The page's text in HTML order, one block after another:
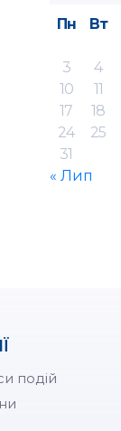
Пн
Вт
3
4
10
11
17
18
24
25
31
« Лип
подій